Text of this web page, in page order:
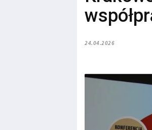
24.04.2026